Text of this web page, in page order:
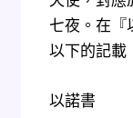
七夜。在『
以下的記載
以諾書